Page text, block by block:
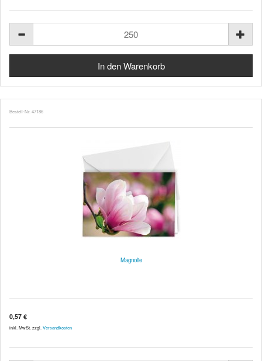
Bestell-Nr. 47186
Magnolie
0,57 €
inkl. MwSt. zzgl. Versandkosten